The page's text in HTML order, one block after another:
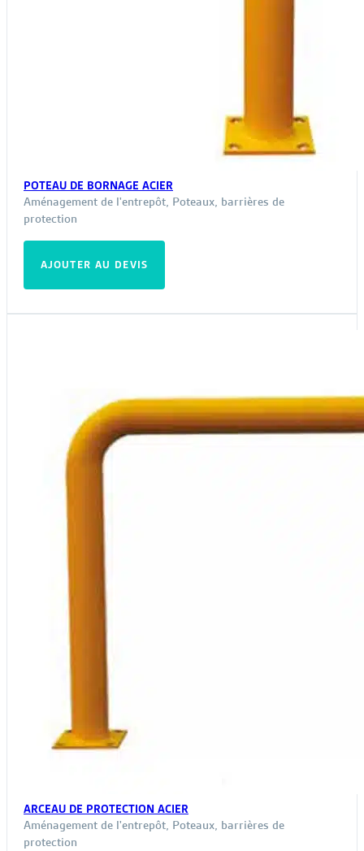
POTEAU DE BORNAGE ACIER
Aménagement de l'entrepôt, Poteaux, barrières de
protection
AJOUTER AU DEVIS
ARCEAU DE PROTECTION ACIER
Aménagement de l'entrepôt, Poteaux, barrières de
protection